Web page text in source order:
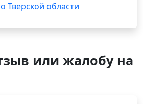
Тверской области
или жалобу на